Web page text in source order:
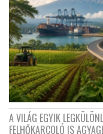
A VILÁG EGYIK
FELHŐKARCOLÓ IS